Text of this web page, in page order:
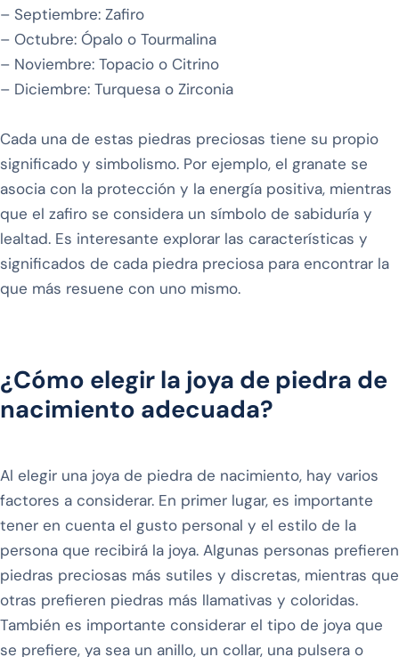
– Septiembre: Zafiro
– Octubre: Ópalo o Tourmalina
– Noviembre: Topacio o Citrino
– Diciembre: Turquesa o Zirconia
Cada una de estas piedras preciosas tiene su propio
significado y simbolismo. Por ejemplo, el granate se
asocia con la protección y la energía positiva, mientras
que el zafiro se considera un símbolo de sabiduría y
lealtad. Es interesante explorar las características y
significados de cada piedra preciosa para encontrar la
que más resuene con uno mismo.
¿Cómo elegir la joya de piedra de
nacimiento adecuada?
Al elegir una joya de piedra de nacimiento, hay varios
factores a considerar. En primer lugar, es importante
tener en cuenta el gusto personal y el estilo de la
persona que recibirá la joya. Algunas personas prefieren
piedras preciosas más sutiles y discretas, mientras que
otras prefieren piedras más llamativas y coloridas.
También es importante considerar el tipo de joya que
se prefiere, ya sea un anillo, un collar, una pulsera o